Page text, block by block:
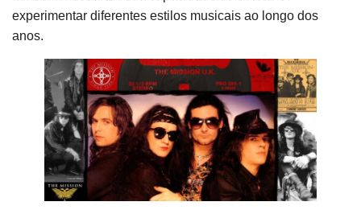
experimentar diferentes estilos musicais ao longo dos
anos.